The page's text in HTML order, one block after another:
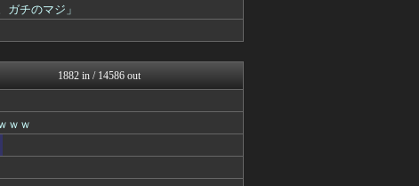
ゴールデンタイムズ
キニ速
えっ!?またここのサイト?
BIPブログ
NEWSぽけまとめーる
まとめCUP
チのマジ」
1882 in / 14586 out
ｗｗ